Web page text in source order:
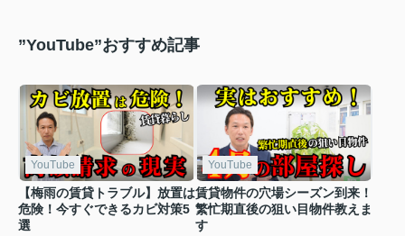
”YouTube”おすすめ記事
YouTube
【梅雨の賃貸トラブル】放置は
危険！今すぐできるカビ対策5
選
YouTube
賃貸物件の穴場シーズン到来！
繁忙期直後の狙い目物件教えま
す